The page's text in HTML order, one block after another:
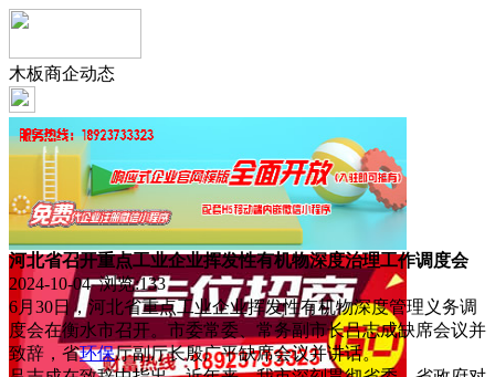
木板商企动态
河北省召开重点工业企业挥发性有机物深度治理工作调度会
2024-10-04 浏览:133
6月30日，河北省重点工业企业挥发性有机物深度管理义务调
度会在衡水市召开。市委常委、常务副市长吕志成缺席会议并
致辞，省环保厅副厅长殷广平缺席会议并讲话。